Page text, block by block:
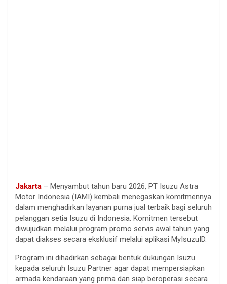
Jakarta – Menyambut tahun baru 2026, PT Isuzu Astra
Motor Indonesia (IAMI) kembali menegaskan komitmennya
dalam menghadirkan layanan purna jual terbaik bagi seluruh
pelanggan setia Isuzu di Indonesia. Komitmen tersebut
diwujudkan melalui program promo servis awal tahun yang
dapat diakses secara eksklusif melalui aplikasi MyIsuzuID.
Program ini dihadirkan sebagai bentuk dukungan Isuzu
kepada seluruh Isuzu Partner agar dapat mempersiapkan
armada kendaraan yang prima dan siap beroperasi secara